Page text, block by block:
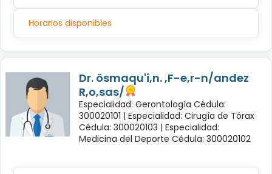
Horarios disponibles
Dr. ösmaqu'i,n. ,F-e,r-n/andez
R,o,sas/
Especialidad: Gerontología Cédula:
300020101 | Especialidad: Cirugía de Tórax
Cédula: 300020103 | Especialidad:
Medicina del Deporte Cédula: 300020102